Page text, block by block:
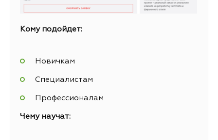
Кому подойдет:
Новичкам
Специалистам
Профессионалам
Чему научат: